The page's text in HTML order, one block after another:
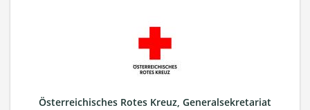
Österreichisches Rotes Kreuz, Generalsekretariat